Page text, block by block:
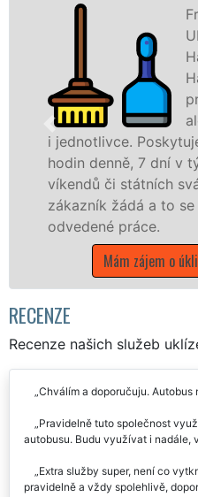
Franchisová síť
UKLÍZENÍ zajišťuje v
Halenkovicích a okolí
Halenkovic
profesionální, kvalitní,
ale levný úklid pro
náš servis 24
dní v týdnu a to i během
svátků. Uklidíme vše,
a to se zárukou kvalitně
o úklid v Halenkovicích
RECENZE
Recenze našich služeb
Chválím a doporučuju. Autobus
Pravidelně tuto společnost
autobusu. Budu využívat i nadále,
Extra služby super, není co
pravidelně a vždy spolehlivě,